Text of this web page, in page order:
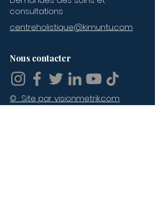
Contacter l'école :
Nom *
Prénoms
consultations
centreholistique@kimuntu.com
Nous contacter
© Site par visionmetrik.com